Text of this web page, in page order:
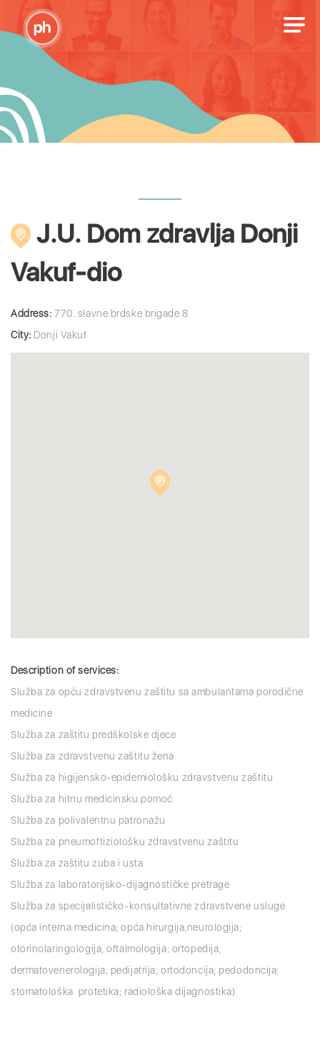
J.U. Dom zdravlja Donji
Vakuf-dio
Address: 770. slavne brdske brigade 8
City: Donji Vakuf
Description of services:
Služba za opću zdravstvenu zaštitu sa ambulantama porodične
medicine
Služba za zaštitu predškolske djece
Služba za zdravstvenu zaštitu žena
Služba za higijensko-epidemiološku zdravstvenu zaštitu
Služba za hitnu medicinsku pomoć
Služba za polivalentnu patronažu
Služba za pneumoftiziološku zdravstvenu zaštitu
Služba za zaštitu zuba i usta
Služba za laboratorijsko-dijagnostičke pretrage
Služba za specijalističko-konsultativne zdravstvene usluge
(opća interna medicina; opća hirurgija,neurologija;
otorinolaringologija, oftalmologija; ortopedija,
dermatovenerologija; pedijatrija; ortodoncija; pedodoncija;
stomatološka protetika; radiološka dijagnostika)